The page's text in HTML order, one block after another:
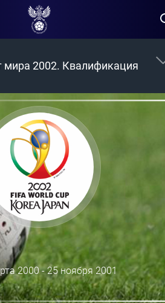
мира 2002. Квалификация
2000 - 25 ноября 2001